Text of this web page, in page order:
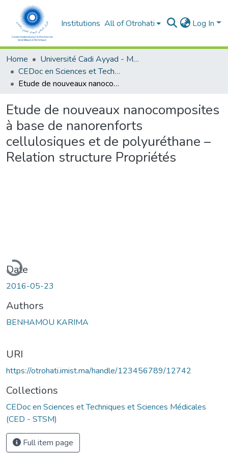
Institutions All of Otrohati Log In
Home
Université Cadi Ayyad - Marrakech
CEDoc en Sciences et Techniques et Sciences Médicales (CED - STSM)
Etude de nouveaux nanocomposites à base de nanorenforts cellulosiques et de polyuréthane – Relation structure Propriétés
Etude de nouveaux nanocomposites
à base de nanorenforts
cellulosiques et de polyuréthane –
Relation structure Propriétés
Date
2016-05-23
Authors
BENHAMOU KARIMA
URI
https://otrohati.imist.ma/handle/123456789/12742
Collections
CEDoc en Sciences et Techniques et Sciences Médicales
(CED - STSM)
Full item page